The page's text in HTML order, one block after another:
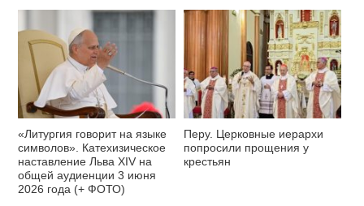
«Литургия говорит на языке
символов». Катехизическое
наставление Льва XIV на
общей аудиенции 3 июня
2026 года (+ ФОТО)
Перу. Церковные иерархи
попросили прощения у
крестьян